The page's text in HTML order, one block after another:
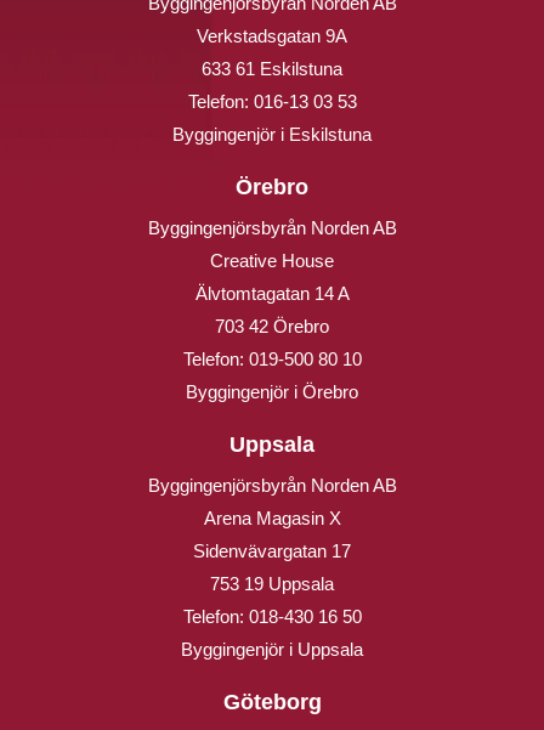
Verkstadsgatan 9A
633 61 Eskilstuna
Telefon: 016-13 03 53
Byggingenjör i Eskilstuna
Örebro
Byggingenjörsbyrån Norden AB
Creative House
Älvtomtagatan 14 A
703 42 Örebro
Telefon: 019-500 80 10
Byggingenjör i Örebro
Uppsala
Byggingenjörsbyrån Norden AB
Arena Magasin X
Sidenvävargatan 17
753 19 Uppsala
Telefon: 018-430 16 50
Byggingenjör i Uppsala
Göteborg